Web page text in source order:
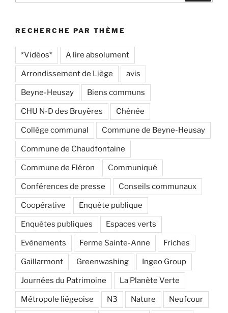
RECHERCHE PAR THÈME
*Vidéos* A lire absolument
Arrondissement de Liège avis
Beyne-Heusay Biens communs
CHU N-D des Bruyères Chênée
Collège communal Commune de Beyne-Heusay
Commune de Chaudfontaine
Commune de Fléron Communiqué
Conférences de presse Conseils communaux
Coopérative Enquête publique
Enquêtes publiques Espaces verts
Evènements Ferme Sainte-Anne Friches
Gaillarmont Greenwashing Ingeo Group
Journées du Patrimoine La Planète Verte
Métropole liégeoise N3 Nature Neufcour